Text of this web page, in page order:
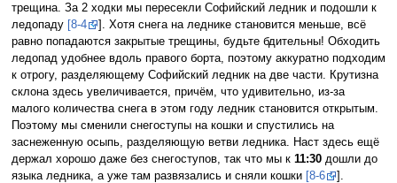
трещина. За 2 ходки мы пересекли Софийский ледник и подошли к
ледопаду [8-4
]. Хотя снега на леднике становится меньше, всё
равно попадаются закрытые трещины, будьте бдительны! Обходить
ледопад удобнее вдоль правого борта, поэтому аккуратно подходим
к отрогу, разделяющему Софийский ледник на две части. Крутизна
склона здесь увеличивается, причём, что удивительно, из-за
малого количества снега в этом году ледник становится открытым.
Поэтому мы сменили снегоступы на кошки и спустились на
заснеженную осыпь, разделяющую ветви ледника. Наст здесь ещё
держал хорошо даже без снегоступов, так что мы к 11:30дошли до
языка ледника, а уже там развязались и сняли кошки [8-6
].